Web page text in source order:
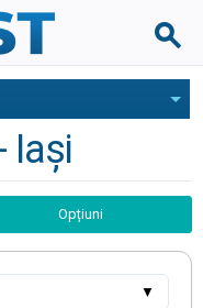
Iaşi
Opțiuni
▼